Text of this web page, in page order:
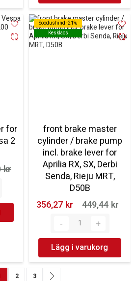
for
2
kr‎
Soodushind -21%
Kesklaos
Soodushind -21%
Kesklaos
front brake master
cylinder / brake pump
incl. brake lever for
Aprilia RX, SX, Derbi
Senda, Rieju MRT,
D50B
356,27 kr‎
449,44 kr‎
Lägg i varukorg
currently reading page
Sida
2 Sida
3